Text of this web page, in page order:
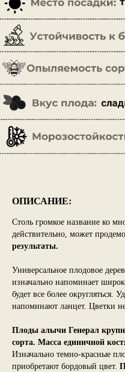
ОПИСАНИЕ:
Столь громкое название ко
действительно, может
результаты.
Универсальное плодовое
изначально напоминает
будет все более округляться.
напоминают ланцет. Цветки
Плоды алычи Генерал
сорта. Масса единичной
Изначально темно-красные
приобретают бордовый цвет.